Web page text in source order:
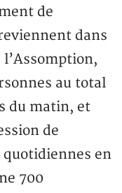
de
dans
au total
du matin, et
de
quotidiennes en
700